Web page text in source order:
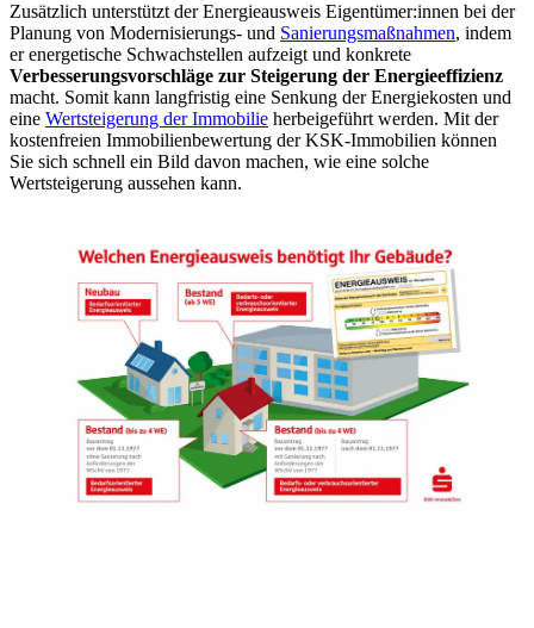
Zusätzlich unterstützt der Energieausweis Eigentümer:innen bei der
Planung von Modernisierungs- und Sanierungsmaßnahmen, indem
er energetische Schwachstellen aufzeigt und konkrete
Verbesserungsvorschläge zur Steigerung der Energieeffizienz
macht. Somit kann langfristig eine Senkung der Energiekosten und
eine Wertsteigerung der Immobilie herbeigeführt werden. Mit der
kostenfreien Immobilienbewertung der KSK-Immobilien können
Sie sich schnell ein Bild davon machen, wie eine solche
Wertsteigerung aussehen kann.